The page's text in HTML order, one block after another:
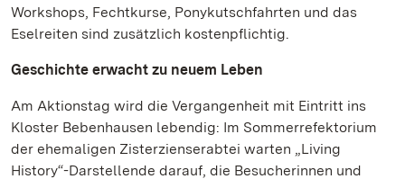
Workshops, Fechtkurse, Ponykutschfahrten und das
Eselreiten sind zusätzlich kostenpflichtig.
Geschichte erwacht zu neuem Leben
Am Aktionstag wird die Vergangenheit mit Eintritt ins
Kloster Bebenhausen lebendig: Im Sommerrefektorium
der ehemaligen Zisterzienserabtei warten „Living
History“-Darstellende darauf, die Besucherinnen und